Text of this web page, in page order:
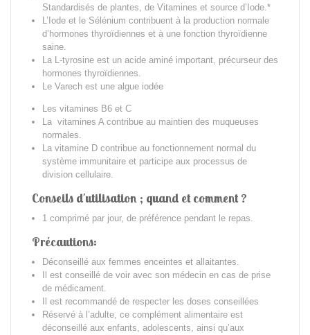
Standardisés de plantes, de Vitamines et source d’Iode.*
L’Iode et le Sélénium contribuent à la production normale
d’hormones thyroïdiennes et à une fonction thyroïdienne
saine.
La L-tyrosine est un acide aminé important, précurseur des
hormones thyroïdiennes.
Le Varech est une algue iodée
Les vitamines B6 et C
La vitamines A contribue au maintien des muqueuses
normales.
La vitamine D contribue au fonctionnement normal du
système immunitaire et participe aux processus de
division cellulaire.
Conseils d'utilisation ; quand et comment ?
1 comprimé par jour, de préférence pendant le repas.
Précautions:
Déconseillé aux femmes enceintes et allaitantes.
Il est conseillé de voir avec son médecin en cas de prise
de médicament.
Il est recommandé de respecter les doses conseillées
Réservé à l’adulte, ce complément alimentaire est
déconseillé aux enfants, adolescents, ainsi qu’aux